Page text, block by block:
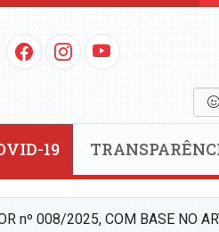
19
nº 008/2025, COM BASE NO